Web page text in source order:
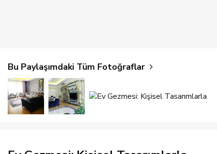
Bu Paylaşımdaki Tüm Fotoğraflar